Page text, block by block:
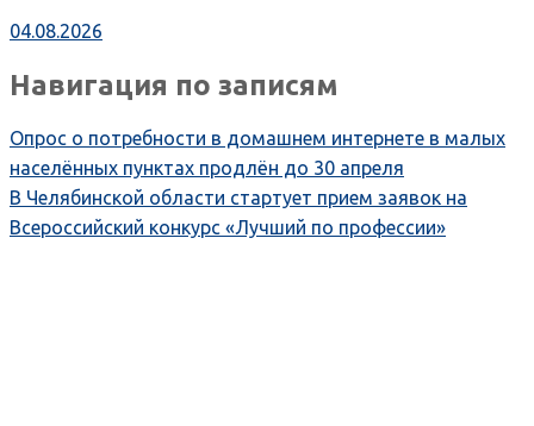
04.08.2026
Навигация по записям
Опрос о потребности в домашнем интернете в малых
населённых пунктах продлён до 30 апреля
В Челябинской области стартует прием заявок на
Всероссийский конкурс «Лучший по профессии»